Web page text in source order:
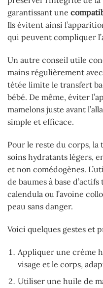
garantissant une
Ils évitent ainsi
qui peuvent compliquer
Un autre conseil utile
mains régulièrement
tétée limite le transfert
bébé. De même, éviter
mamelons juste avant
simple et efficace.
Pour le reste du corps, la
soins hydratants légers,
et non comédogènes.
de baumes à base
calendula ou l’avoine
peau sans danger.
Voici quelques gestes et
Appliquer une crème
visage et le corps,
Utiliser une huile de